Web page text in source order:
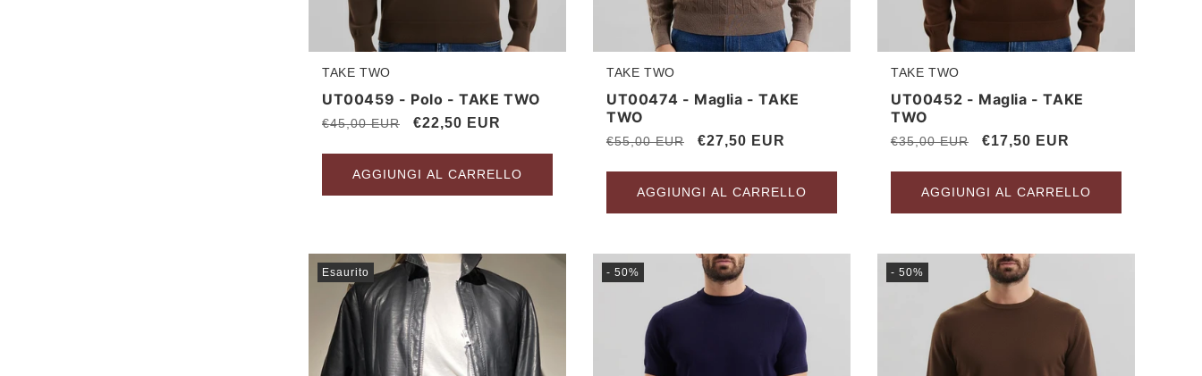
Produttore:
TAKE TWO
UT00459 - Polo - TAKE TWO
Prezzo
€45,00 EUR
Prezzo
€22,50 EUR
AGGIUNGI AL CARRELLO
Produttore:
TAKE TWO
UT00474 - Maglia - TAKE
TWO
Prezzo
€55,00 EUR
Prezzo
€27,50 EUR
AGGIUNGI AL CARRELLO
Produttore:
TAKE TWO
UT00452 - Maglia - TAKE
TWO
Prezzo
€35,00 EUR
Prezzo
€17,50 EUR
AGGIUNGI AL CARRELLO
Esaurito - 50% - 50%